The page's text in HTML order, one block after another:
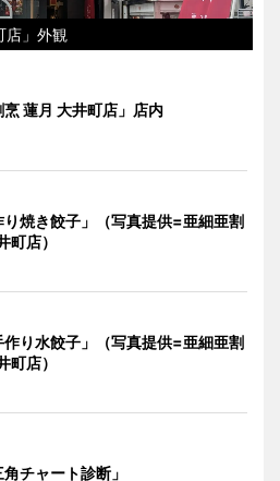
店」外観
烹 蓮月 大井町店」店内
り焼き餃子」（写真提供=亜細亜割
町店）
作り水餃子」（写真提供=亜細亜割
町店）
角チャート診断」